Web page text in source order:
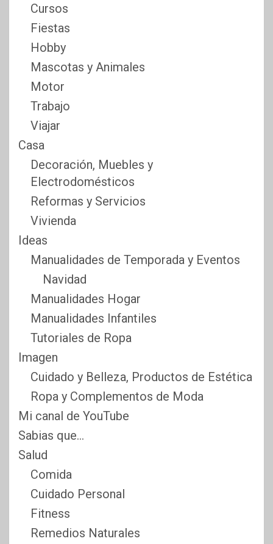
Cursos
Fiestas
Hobby
Mascotas y Animales
Motor
Trabajo
Viajar
Casa
Decoración, Muebles y
Electrodomésticos
Reformas y Servicios
Vivienda
Ideas
Manualidades de Temporada y Eventos
Navidad
Manualidades Hogar
Manualidades Infantiles
Tutoriales de Ropa
Imagen
Cuidado y Belleza, Productos de Estética
Ropa y Complementos de Moda
Mi canal de YouTube
Sabias que…
Salud
Comida
Cuidado Personal
Fitness
Remedios Naturales